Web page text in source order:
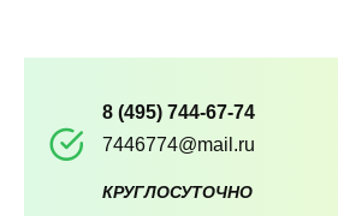
8 (495) 744-67-74
7446774@mail.ru
КРУГЛОСУТОЧНО